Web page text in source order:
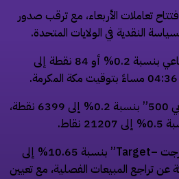
تعاملات الأربعاء، مع ترقب صدور
النقدية في الولايات المتحدة.
وارتفع مؤشر “داو جونز” الصناعي بنسبة 0.2% أو 84 نقطة إلى
فيما انخفض مؤشر “إس آند بي 500” بنسبة 0.2% إلى 6399 نقطة،
وهبط سهم شركة التجزئة “تارجت –Target” بنسبة 10.65% إلى
عن تراجع المبيعات الفصلية، مع تعيين